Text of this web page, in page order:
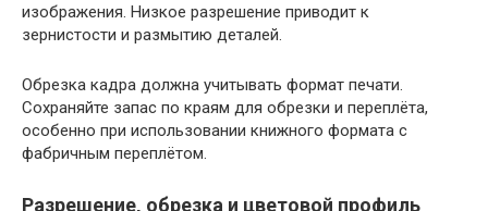
изображения. Низкое разрешение приводит к
зернистости и размытию деталей.
Обрезка кадра должна учитывать формат печати.
Сохраняйте запас по краям для обрезки и переплёта,
особенно при использовании книжного формата с
фабричным переплётом.
Разрешение, обрезка и цветовой профиль